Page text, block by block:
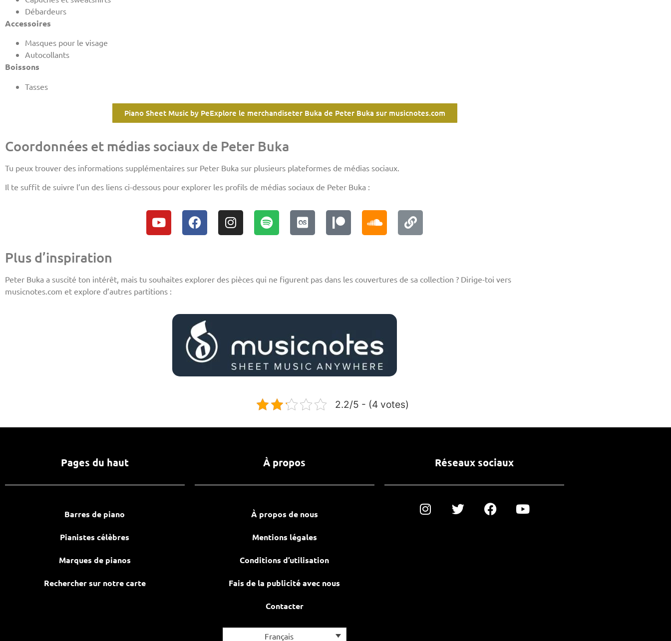
Débardeurs
Accessoires
Masques pour le visage
Autocollants
Boissons
Tasses
Piano Sheet Music by PeExplore le merchandiseter Buka de Peter Buka sur musicnotes.com
Coordonnées et médias sociaux de Peter Buka
Tu peux trouver des informations supplémentaires sur Peter Buka sur plusieurs plateformes de médias sociaux.
Il te suffit de suivre l’un des liens ci-dessous pour explorer les profils de médias sociaux de Peter Buka :
Plus d’inspiration
Peter Buka a suscité ton intérêt, mais tu souhaites explorer des pièces qui ne figurent pas dans les couvertures de sa collection ? Dirige-toi vers
musicnotes.com et explore d’autres partitions :
2.2/5 - (4 votes)
Pages du haut
Barres de piano
Pianistes célèbres
Marques de pianos
Rechercher sur notre carte
À propos
À propos de nous
Mentions légales
Conditions d’utilisation
Fais de la publicité avec nous
Contacter
Français
Réseaux sociaux